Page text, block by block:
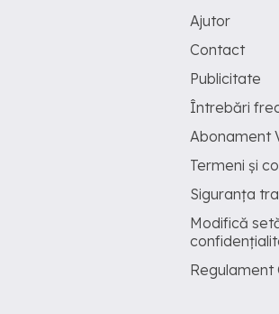
Ajutor
Contact
Publicitate
Întrebări
Abonament
Termeni și
Siguranța
Modifică
Regulament